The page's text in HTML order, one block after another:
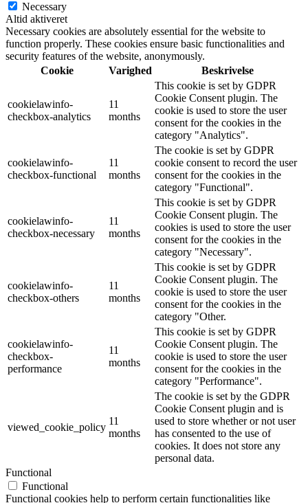
Necessary
Altid aktiveret
Necessary cookies are absolutely essential for the website to
function properly. These cookies ensure basic functionalities and
security features of the website, anonymously.
Cookie
Varighed Beskrivelse
cookielawinfo-
checkbox-analytics
11
months
This cookie is set by GDPR
Cookie Consent plugin. The
cookie is used to store the user
consent for the cookies in the
category "Analytics".
cookielawinfo-
checkbox-functional
11
months
The cookie is set by GDPR
cookie consent to record the user
consent for the cookies in the
category "Functional".
cookielawinfo-
checkbox-necessary
11
months
This cookie is set by GDPR
Cookie Consent plugin. The
cookies is used to store the user
consent for the cookies in the
category "Necessary".
cookielawinfo-
checkbox-others
11
months
This cookie is set by GDPR
Cookie Consent plugin. The
cookie is used to store the user
consent for the cookies in the
category "Other.
cookielawinfo-
checkbox-
performance
11
months
This cookie is set by GDPR
Cookie Consent plugin. The
cookie is used to store the user
consent for the cookies in the
category "Performance".
viewed_cookie_policy
11
months
The cookie is set by the GDPR
Cookie Consent plugin and is
used to store whether or not user
has consented to the use of
cookies. It does not store any
personal data.
Functional
Functional
Functional cookies help to perform certain functionalities like